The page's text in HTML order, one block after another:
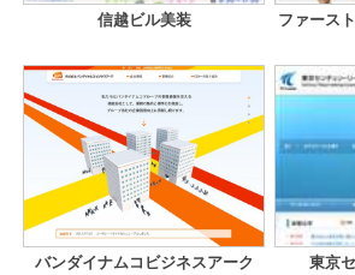
信越ビル美装 ファース
バンダイナムコビジネスアーク 東京